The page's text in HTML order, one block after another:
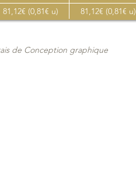
81,12€ (0,81€ u) 81,12€ (0,81€ u)
de Conception graphique